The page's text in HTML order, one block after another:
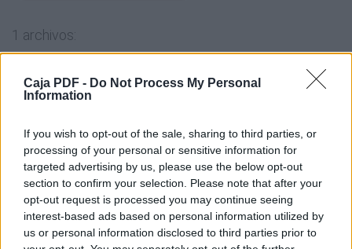
Caja PDF - Do Not Process My Personal
Information
If you wish to opt-out of the sale, sharing to third parties, or
processing of your personal or sensitive information for
targeted advertising by us, please use the below opt-out
section to confirm your selection. Please note that after your
opt-out request is processed you may continue seeing
interest-based ads based on personal information utilized by
us or personal information disclosed to third parties prior to
1 archivos:
DESCRIBING WORDS162 KB, 2 páginas
Los archivos en esta página ha sido compartidos por los usuarios del sitio.
es una plataforma de gestión de documentos en línea domiciliada
en Francia y cumpliendo estrictamente con las leyes nacionales y europeas.